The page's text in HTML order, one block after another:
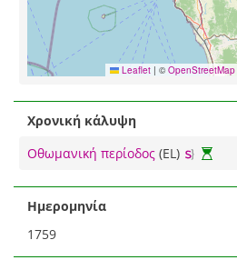
Leaflet | © OpenStreetMap
Χρονική κάλυψη
Οθωμανική περίοδος (EL)
Ημερομηνία
1759